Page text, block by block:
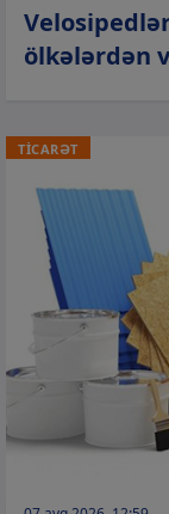
ölkələrdən
TİCARƏT